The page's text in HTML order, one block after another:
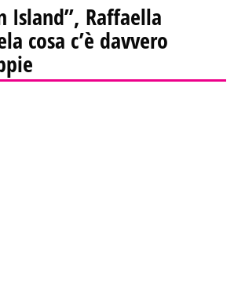
Island”, Raffaella
cosa c’è davvero